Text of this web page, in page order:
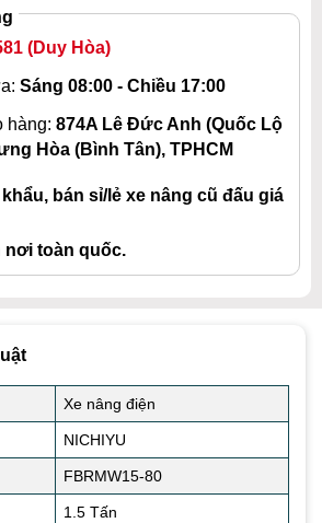
(Duy Hòa)
Sáng 08:00 - Chiều 17:00
hàng: 874A Lê Đức Anh (Quốc Lộ
Hòa (Bình Tân), TPHCM
bán sỉ/lẻ xe nâng cũ đấu giá
nơi toàn quốc.
Xe nâng điện
NICHIYU
FBRMW15-80
1.5 Tấn